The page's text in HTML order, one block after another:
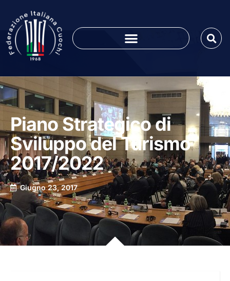
Piano Strategico di
Sviluppo del Turismo
2017/2022
Giugno 23, 2017